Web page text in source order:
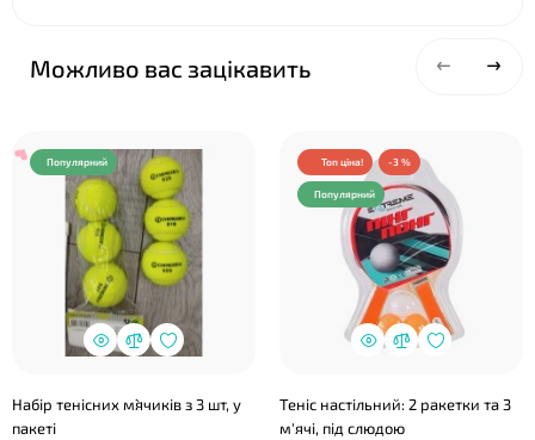
Можливо вас зацікавить
Популярний
Набір тенісних м`ячиків з 3 шт, у
пакеті
Топ ціна! -3 %
Популярний
Теніс настільний: 2 ракетки та 3
м'ячі, під слюдою